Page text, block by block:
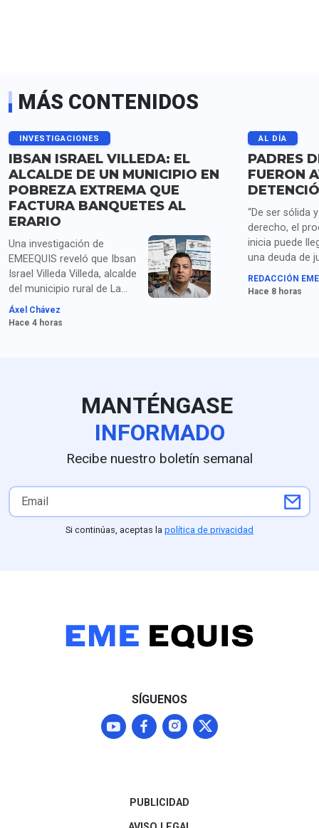
MÁS CONTENIDOS
INVESTIGACIONES
IBSAN ISRAEL VILLEDA: EL
ALCALDE DE UN MUNICIPIO EN
POBREZA EXTREMA QUE
FACTURA BANQUETES AL
ERARIO
Una investigación de
EMEEQUIS reveló que Ibsan
Israel Villeda Villeda, alcalde
del municipio rural de La
Misión, Hidalgo, ha cargado
al erario decenas de miles
documentos". La revisión a
su administración (2024-
2027) expone severas
anomalías contables:
facturas, gastos de hasta 5
mil pesos diarios sin
comprobar, facturación de
comidas para terceros no
excesos y autocomisiones
autorizadas por el propio
de los habitantes vive en
pobreza y padece graves
Áxel Chávez
Hace 4 horas
AL DÍA
PADRES
FUERON
“De ser sólida
derecho, el
inicia puede
una deuda de
las familias de
estudiantes
REDACCIÓN
Hace 8 horas
MANTÉNGASE
INFORMADO
Recibe nuestro boletín semanal
Si continúas, aceptas la política de privacidad
SÍGUENOS
PUBLICIDAD